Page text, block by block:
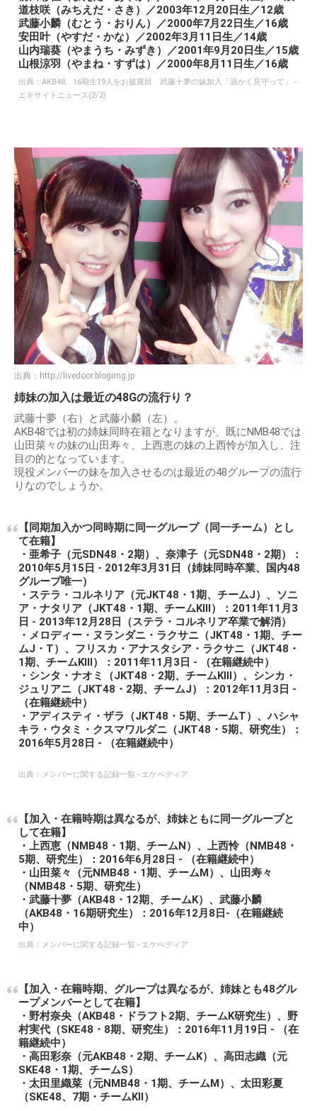
道枝咲（みちえだ・さき）／2003年12月20日生／12歳
武藤小麟（むとう・おりん）／2000年7月22日生／16歳
安田叶（やすだ・かな）／2002年3月11日生／14歳
山内瑞葵（やまうち・みずき）／2001年9月20日生／15歳
山根涼羽（やまね・すずは）／2000年8月11日生／16歳
出典： AKB48、16期生19人をお披露目 武藤十夢の妹加入「温かく見守って」 -
エキサイトニュース(2/2)
出典： http://livedoor.blogimg.jp
姉妹の加入は最近の48Gの流行り？
武藤十夢（右）と武藤小麟（左）。
AKB48では初の姉妹同時在籍となりますが、既にNMB48では
山田菜々の妹の山田寿々、上西恵の妹の上西怜が加入し、注
目の的となっています。
現役メンバーの妹を加入させるのは最近の48グループの流行
りなのでしょうか。
【同期加入かつ同時期に同一グループ（同一チーム）とし
て在籍】
・亜希子（元SDN48・2期）、奈津子（元SDN48・2期）：
2010年5月15日 - 2012年3月31日（姉妹同時卒業、国内48
グループ唯一）
・ステラ・コルネリア（元JKT48・1期、チームJ）、ソニ
ア・ナタリア（JKT48・1期、チームKIII）：2011年11月3
日 - 2013年12月28日（ステラ・コルネリア卒業で解消）
・メロディー・ヌランダニ・ラクサニ（JKT48・1期、チー
ムJ・T）、フリスカ・アナスタシア・ラクサニ（JKT48・
1期、チームKIII）：2011年11月3日 - （在籍継続中）
・シンタ・ナオミ（JKT48・2期、チームKIII）、シンカ・
ジュリアニ（JKT48・2期、チームJ）：2012年11月3日 -
（在籍継続中）
・アディスティ・ザラ（JKT48・5期、チームT）、ハシャ
キラ・ウタミ・クスマワルダニ（JKT48・5期、研究生）：
2016年5月28日 - （在籍継続中）
出典： メンバーに関する記録一覧 - エケペディア
【加入・在籍時期は異なるが、姉妹ともに同一グループと
して在籍】
・上西恵（NMB48・1期、チームN）、上西怜（NMB48・
5期、研究生）：2016年6月28日 - （在籍継続中）
・山田菜々（元NMB48・1期、チームM）、山田寿々
（NMB48・5期、研究生）
・武藤十夢（AKB48・12期、チームK）、武藤小麟
（AKB48・16期研究生）：2016年12月8日-（在籍継続
中）
出典： メンバーに関する記録一覧 - エケペディア
【加入・在籍時期、グループは異なるが、姉妹とも48グル
ープメンバーとして在籍】
・野村奈央（AKB48・ドラフト2期、チームK研究生）、野
村実代（SKE48・8期、研究生）：2016年11月19日 - （在
籍継続中）
・高田彩奈（元AKB48・2期、チームK）、高田志織（元
SKE48・1期、チームS）
・太田里織菜（元NMB48・1期、チームM）、太田彩夏
（SKE48、7期・チームKII）